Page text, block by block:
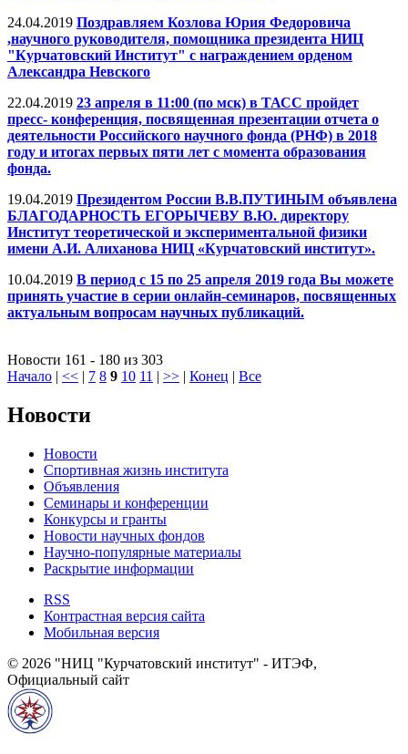
24.04.2019 Поздравляем Козлова Юрия Федоровича
,научного руководителя, помощника президента НИЦ
"Курчатовский Институт" с награждением орденом
Александра Невского
22.04.2019 23 апреля в 11:00 (по мск) в ТАСС пройдет
пресс- конференция, посвященная презентации отчета о
деятельности Российского научного фонда (РНФ) в 2018
году и итогах первых пяти лет с момента образования
фонда.
19.04.2019 Президентом России В.В.ПУТИНЫМ объявлена
БЛАГОДАРНОСТЬ ЕГОРЫЧЕВУ В.Ю. директору
Институт теоретической и экспериментальной физики
имени А.И. Алиханова НИЦ «Курчатовский институт».
10.04.2019 В период с 15 по 25 апреля 2019 года Вы можете
принять участие в серии онлайн-семинаров, посвященных
актуальным вопросам научных публикаций.
Новости 161 - 180 из 303
Начало | << | 7 8 9 10 11 | >> | Конец | Все
Новости
Новости
Спортивная жизнь института
Объявления
Семинары и конференции
Конкурсы и гранты
Новости научных фондов
Научно-популярные материалы
Раскрытие информации
RSS
Контрастная версия сайта
Мобильная версия
© 2026 "НИЦ "Курчатовский институт" - ИТЭФ,
Официальный сайт